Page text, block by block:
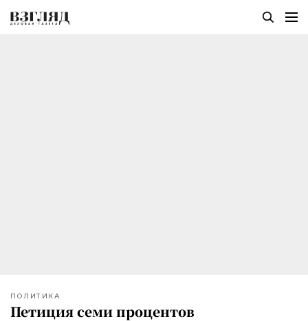
ПОЛИТИКА
Петиция семи процентов